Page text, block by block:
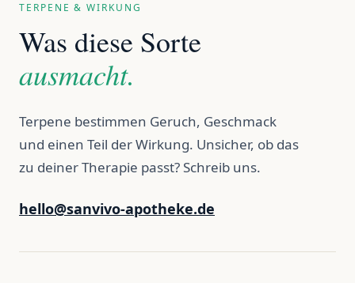
TERPENE & WIRKUNG
Was diese Sorte
ausmacht.
Terpene bestimmen Geruch, Geschmack
und einen Teil der Wirkung. Unsicher, ob das
zu deiner Therapie passt? Schreib uns.
hello@sanvivo-apotheke.de